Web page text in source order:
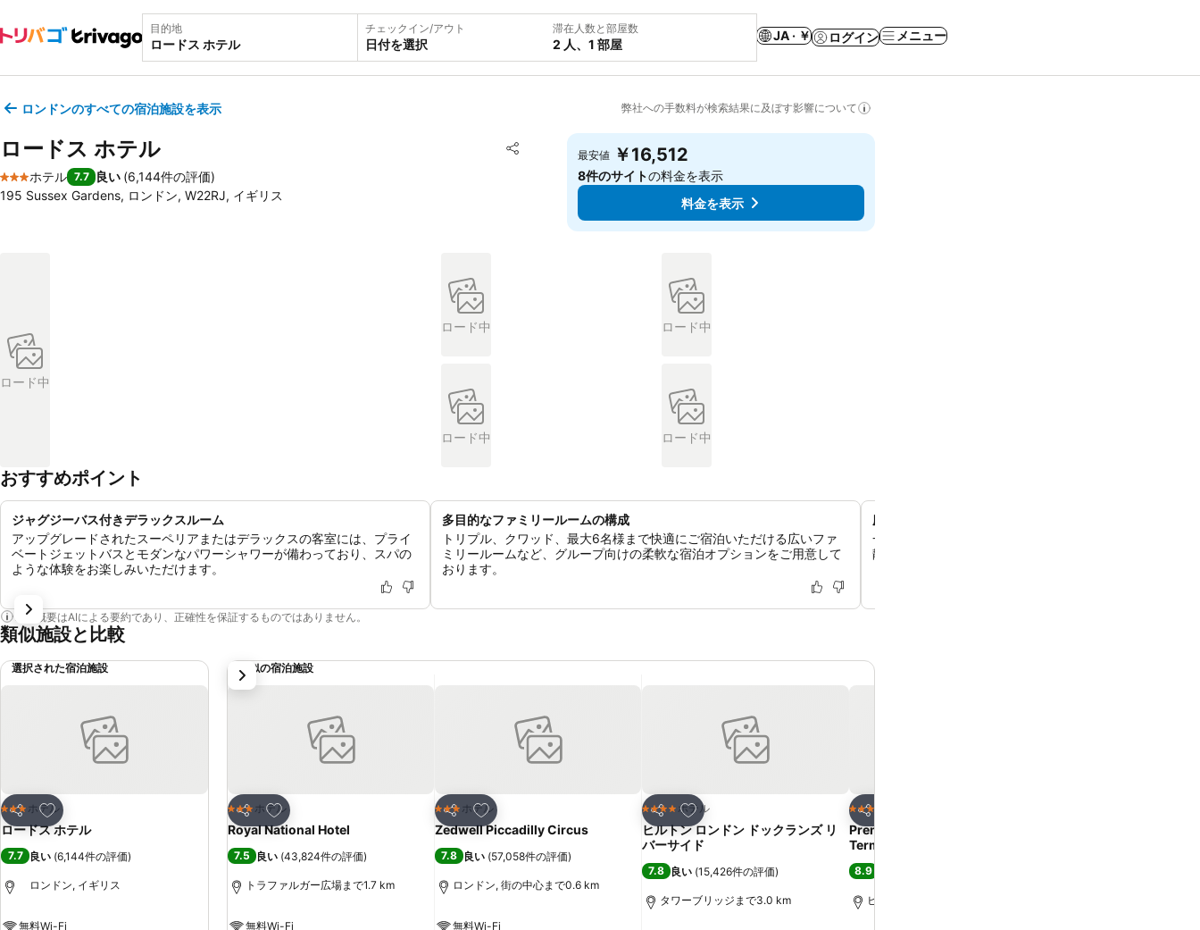
目的地 チェックイン/アウト
日付を選択
滞在人数と部屋数
2 人、1 部屋
JA · ￥ ログイン メニュー
ロンドンのすべての宿泊施設を表示 弊社への手数料が検索結果に及ぼす影響について
ロードス ホテル シェア
お気に入りに追加
3 ホテルのランク
ホテル 7.7 良い (6,144件の評価)
195 Sussex Gardens, ロンドン, W22RJ, イギリス
最安値 ￥16,512
8件のサイトの料金を表示
料金を表示
ロード中
ロード中 ロード中
ロード中 ロード中
おすすめポイント
ジャグジーバス付きデラックスルーム
アップグレードされたスーペリアまたはデラックスの客室には、プライ
ベートジェットバスとモダンなパワーシャワーが備わっており、スパの
ような体験をお楽しみいただけます。
多目的なファミリールームの構成
トリプル、クワッド、最大6名様まで快適にご宿泊いただける広いファ
ミリールームなど、グループ向けの柔軟な宿泊オプションをご用意して
おります。
庭園の景色を望むプライベートバルコニー
一部の客室には珍しいプライベートバルコニーがあり、
静かな景色を眺めながら、朝のコーヒーをお楽しみいた
この概要はAIによる要約であり、正確性を保証するものではありません。
類似施設と比較
選択された宿泊施設
シェア
お気に入りに追加
3 ホテルのランク
ホテル
ロードス ホテル
7.7 良い (6,144件の評価)
ロンドン, イギリス
無料Wi-Fi
類似の宿泊施設
シェア
お気に入りに追加
3 ホテルのランク
ホテル
Royal National Hotel
7.5 良い (43,824件の評価)
トラファルガー広場まで1.7 km
無料Wi-Fi
シェア
お気に入りに追加
3 ホテルのランク
ホテル
Zedwell Piccadilly Circus
7.8 良い (57,058件の評価)
ロンドン, 街の中心まで0.6 km
無料Wi-Fi
シェア
お気に入りに追加
4 ホテルのランク
ホテル
ヒルトン ロンドン ドックランズ リ
バーサイド
7.8 良い (15,426件の評価)
タワーブリッジまで3.0 km
シェア
3 ホテルのランク
Premier Inn Heathrow Airport
Terminal 4
8.9
ヒースロー, 街の中心まで1.5 km
次